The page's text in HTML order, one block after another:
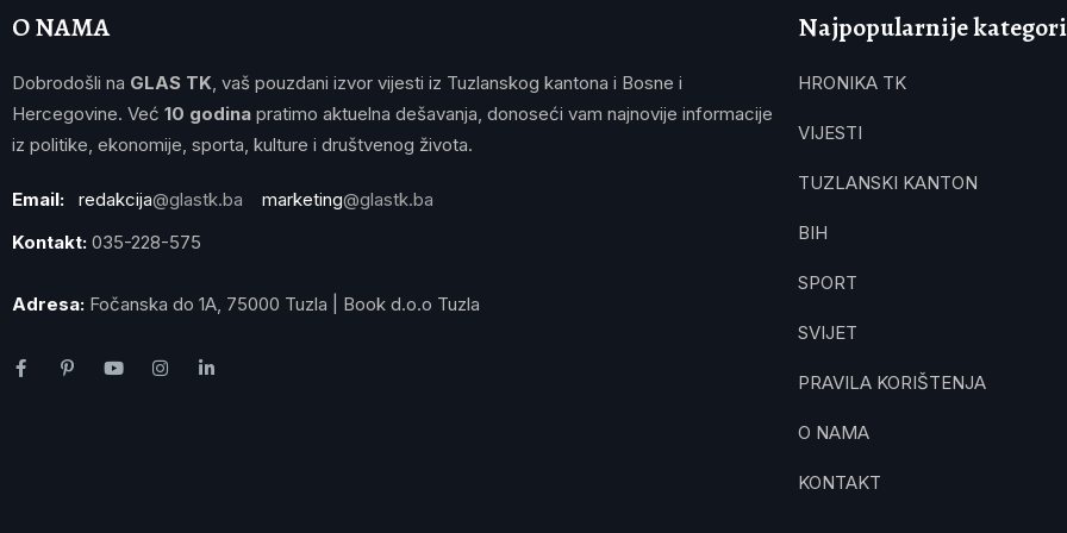
O NAMA
Dobrodošli na GLAS TK, vaš pouzdani izvor vijesti iz Tuzlanskog kantona i Bosne i
Hercegovine. Već 10 godina pratimo aktuelna dešavanja, donoseći vam najnovije informacije
iz politike, ekonomije, sporta, kulture i društvenog života.
Email: redakcija@glastk.ba marketing@glastk.ba
Kontakt: 035-228-575
Adresa: Fočanska do 1A, 75000 Tuzla | Book d.o.o Tuzla
Najpopularnije
HRONIKA TK
VIJESTI
TUZLANSKI KANTON
BIH
SPORT
SVIJET
PRAVILA KORIŠTENJA
O NAMA
KONTAKT